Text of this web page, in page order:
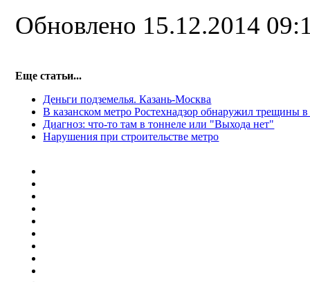
Обновлено 15.12.2014
Еще статьи...
Деньги подземелья. Казань-Москва
В казанском метро Ростехнадзор обнаружил трещины в
Диагноз: что-то там в тоннеле или "Выхода нет"
Нарушения при строительстве метро